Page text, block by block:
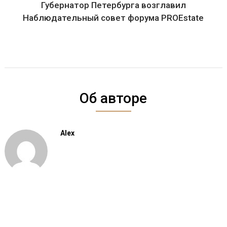
Губернатор Петербурга возглавил
Наблюдательный совет форума PROEstate
Об авторе
Alex